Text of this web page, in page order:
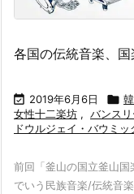
各国の伝統音楽、
 2019年6月6日 
女性十二楽坊 , バンスリ
ドウルジェイ・バウミッ
前回「釜山の国立釜山
でいう民族音楽/伝統音